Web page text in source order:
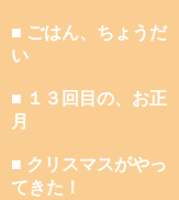
■ ごはん、ちょうだ
い
■ １３回目の、お正
月
■ クリスマスがやっ
てきた！